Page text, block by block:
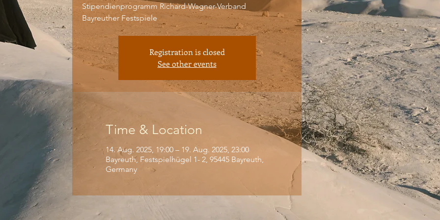
Stipendienprogramm Richard-Wagner-Verband
Bayreuther Festspiele
Registration is closed
See other events
Time & Location
14. Aug. 2025, 19:00 – 19. Aug. 2025, 23:00
Bayreuth, Festspielhügel 1- 2, 95445 Bayreuth,
Germany